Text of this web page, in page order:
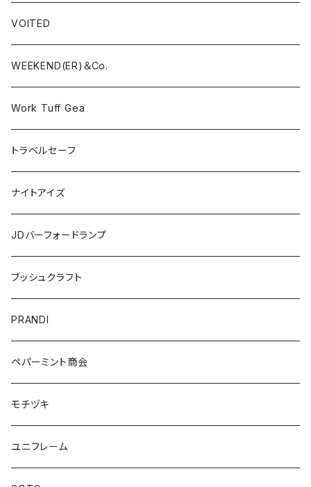
VOITED
WEEKEND(ER)＆Co.
Work Tuff Gea
トラベルセーフ
ナイトアイズ
JDバーフォードランプ
ブッシュクラフト
PRANDI
ペパーミント商会
モチヅキ
ユニフレーム